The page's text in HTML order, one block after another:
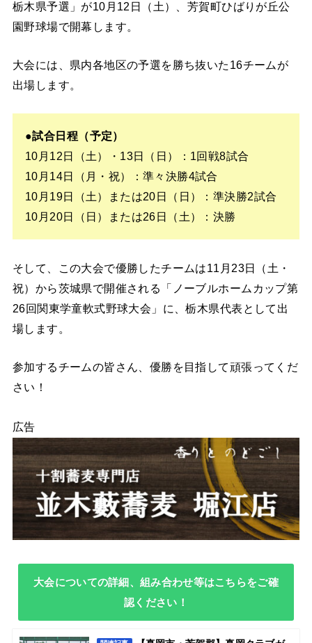
栃木県予選」が10月12日（土）、芳賀町ひばりが丘公
園野球場で開幕します。
大会には、県内各地区の予選を勝ち抜いた16チームが
出場します。
●試合日程（予定）
10月12日（土）・13日（日）：1回戦8試合
10月14日（月・祝）：準々決勝4試合
10月19日（土）または20日（日）：準決勝2試合
10月20日（日）または26日（土）：決勝
そして、この大会で優勝したチームは11月23日（土・
祝）から茨城県で開催される「ノーブルホームカップ第
26回関東学童軟式野球大会」に、栃木県代表として出
場します。
参加するチームの皆さん、優勝を目指して頑張ってくだ
さい！
広告
大会についての詳細、組み合わせ等はこちらをご確
認ください！